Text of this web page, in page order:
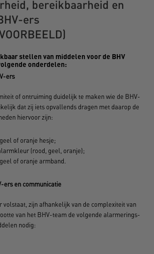
bereikbaarheid en
ers
stellen van middelen voor de BHV
onderdelen:
ers
of ontruiming duidelijk te maken wie de BHV-
dat zij iets opvallends dragen met daarop de
hiervoor zijn:
of oranje hesje;
(rood, geel, oranje);
of oranje armband.
ers en communicatie
volstaat, zijn afhankelijk van de complexiteit van
van het BHV-team de volgende alarmerings-
nodig: